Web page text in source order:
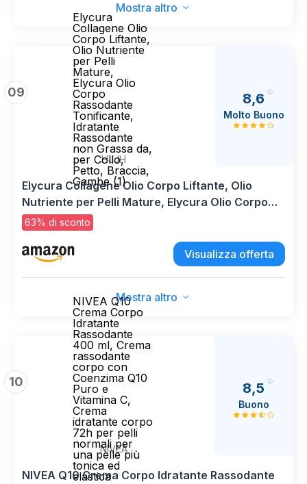
Mostra altro
09
Elycura
Collagene Olio
Corpo Liftante,
Olio Nutriente
per Pelli
Mature,
Elycura Olio
Corpo
Rassodante
Tonificante,
Idratante
Rassodante
non Grassa da,
per Collo,
Petto, Braccia,
Gambe (1)
HJJH
8,6
Molto Buono
Elycura Collagene Olio Corpo Liftante, Olio
Nutriente per Pelli Mature, Elycura Olio Corpo
Rassodante Tonificante, Idratante Rassodante
non Grassa da, per Collo, Petto, Braccia, Gambe
(1)
63% di sconto
Visualizza offerta
Mostra altro
10
NIVEA Q10
Crema Corpo
Idratante
Rassodante
400 ml, Crema
rassodante
corpo con
Coenzima Q10
Puro e
Vitamina C,
Crema
idratante corpo
72h per pelli
normali per
una pelle più
tonica ed
elastica
NIVEA
8,5
Buono
NIVEA Q10 Crema Corpo Idratante Rassodante